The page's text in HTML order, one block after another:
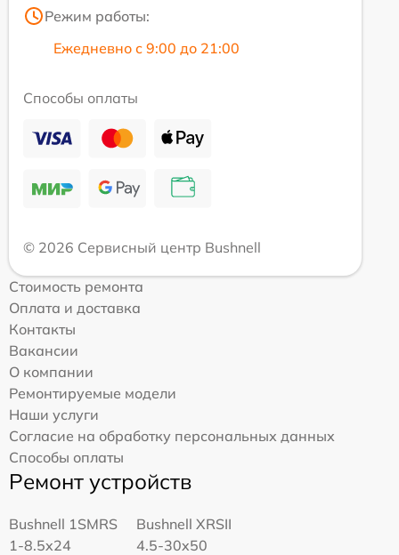
Режим работы:
Ежедневно с 9:00 до 21:00
Способы оплаты
© 2026 Сервисный центр Bushnell
Стоимость ремонта
Оплата и доставка
Контакты
Вакансии
О компании
Ремонтируемые модели
Наши услуги
Согласие на обработку персональных данных
Способы оплаты
Ремонт устройств
Bushnell 1SMRS
1-8.5x24
Bushnell XRSII
4.5-30x50